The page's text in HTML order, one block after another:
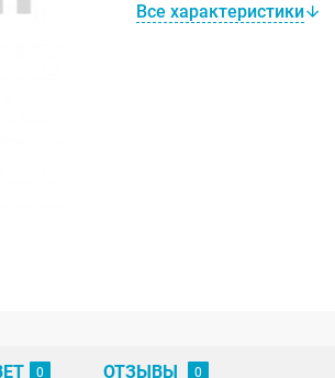
Все характеристики
ОТЗЫВЫ